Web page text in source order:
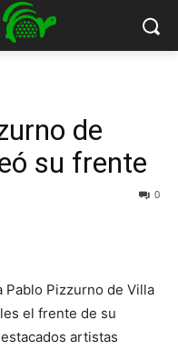
de
su frente
0
Pablo Pizzurno de Villa
el frente de su
artistas